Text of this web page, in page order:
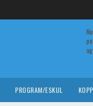
PROGRAM/ESKUL